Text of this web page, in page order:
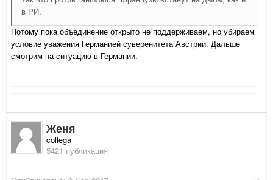
в РИ.
Потому пока объединение открыто не поддерживаем, но убираем
условие уважения Германией суверенитета Австрии. Дальше
смотрим на ситуацию в Германии.
Женя
collega
5421 публикация